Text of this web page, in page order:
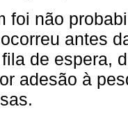
foi não
antes
de espera,
adesão à